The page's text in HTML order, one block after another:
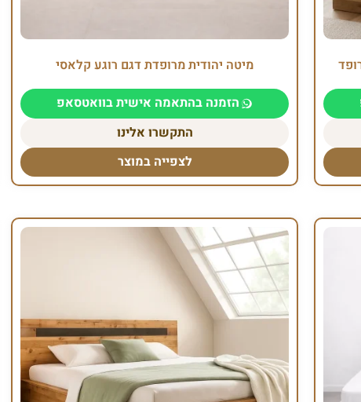
מיטה יהודית מרופדת דגם רוגע קלאסי
הזמנה בהתאמה אישית בוואטסאפ
התקשרו אלינו
לצפייה במוצר